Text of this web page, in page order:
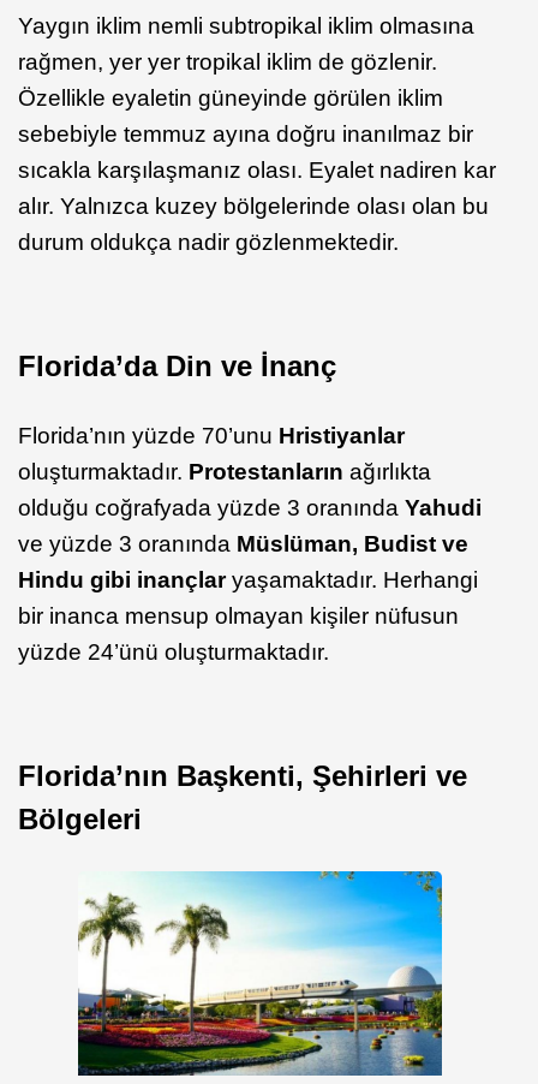
Yaygın iklim nemli subtropikal iklim olmasına
rağmen, yer yer tropikal iklim de gözlenir.
Özellikle eyaletin güneyinde görülen iklim
sebebiyle temmuz ayına doğru inanılmaz bir
sıcakla karşılaşmanız olası. Eyalet nadiren kar
alır. Yalnızca kuzey bölgelerinde olası olan bu
durum oldukça nadir gözlenmektedir.
Florida’da Din ve İnanç
Florida’nın yüzde 70’unu Hristiyanlar
oluşturmaktadır. Protestanların ağırlıkta
olduğu coğrafyada yüzde 3 oranında Yahudi
ve yüzde 3 oranında Müslüman, Budist ve
Hindu gibi inançlaryaşamaktadır. Herhangi
bir inanca mensup olmayan kişiler nüfusun
yüzde 24’ünü oluşturmaktadır.
Florida’nın Başkenti, Şehirleri ve
Bölgeleri